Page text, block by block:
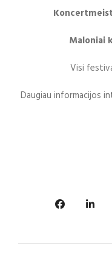
Maloniai
Visi
Daugiau informacijos